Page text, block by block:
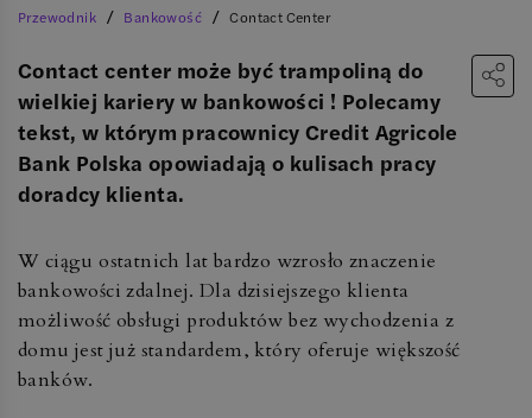
Przewodnik / Bankowość / Contact Center
Contact center może być trampoliną do
wielkiej kariery w bankowości ! Polecamy
tekst, w którym pracownicy Credit Agricole
Bank Polska opowiadają o kulisach pracy
doradcy klienta.
W ciągu ostatnich lat bardzo wzrosło znaczenie
bankowości zdalnej. Dla dzisiejszego klienta
możliwość obsługi produktów bez wychodzenia z
domu jest już standardem, który oferuje większość
banków.